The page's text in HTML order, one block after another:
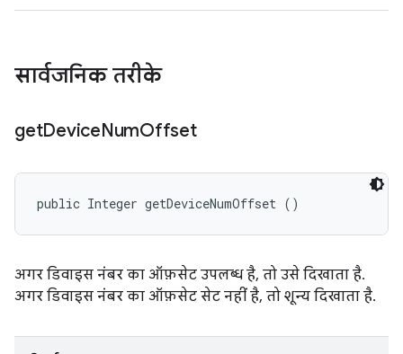
सार्वजनिक तरीके
getDeviceNumOffset
public Integer getDeviceNumOffset ()
अगर डिवाइस नंबर का ऑफ़सेट उपलब्ध है, तो उसे दिखाता है.
अगर डिवाइस नंबर का ऑफ़सेट सेट नहीं है, तो शून्य दिखाता है.